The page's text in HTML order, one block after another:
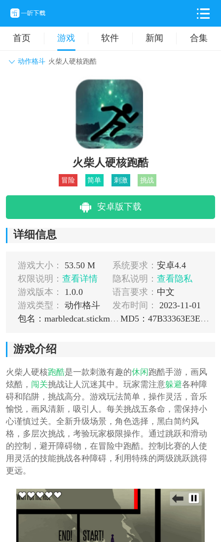
首页 游戏 软件 新闻 合集
动作格斗 火柴人硬核跑酷
动作格斗 休闲益智
音乐舞蹈
挂机养成
火柴人硬核跑酷
冒险 简单 刺激 挑战
安卓版下载
详细信息
游戏大小： 53.50 M 系统要求： 安卓4.4
权限说明： 查看详情 隐私说明： 查看隐私
游戏版本：
1.0.0 语言要求： 中文
游戏类型：
动作格斗 发布时间：
2023-11-01
包名：marbledcat.stickman.runner.off
MD5：47B33363E3ED1A587509918675F93033
游戏介绍
火柴人硬核跑酷是一款刺激有趣的休闲跑酷手游，画风
炫酷， 闯关挑战让人沉迷其中。玩家需注意躲避各种障
碍和陷阱，挑战高分。游戏玩法简单，操作灵活，音乐
愉悦，画风清新，吸引人。每关挑战五条命，需保持小
心谨慎过关。全新升级场景，角色选择，黑白简约风
格，多层次挑战，考验玩家极限操作。通过跳跃和滑动
的控制，避开障碍物，在冒险中跑酷。控制比赛的人使
用灵活的技能挑战各种障碍，利用特殊的两级跳跃跳得
更远。